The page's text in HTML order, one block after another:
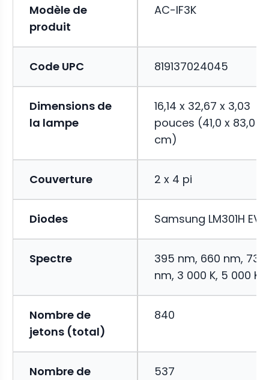
Modèle de
produit
AC-IF3K
Code UPC 819137024045
Dimensions de
la lampe
16,14 x 32,67 x 3,03
pouces (41,0 x 83,0 x
cm)
Couverture 2 x 4 pi
Diodes Samsung LM301H EVO
Spectre
395 nm, 660 nm, 730
nm, 3 000 K, 5 000 K
Nombre de
jetons (total)
840
Nombre de
537